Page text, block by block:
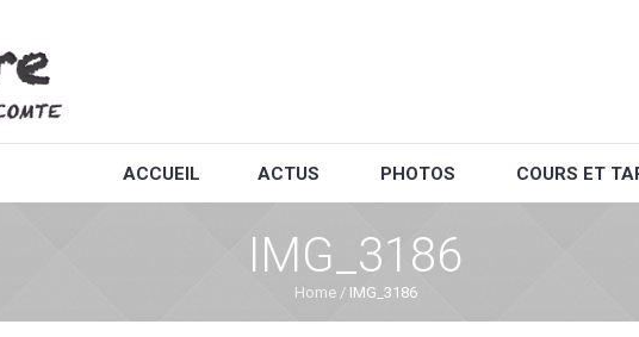
ACCUEIL ACTUS PHOTOS COURS ET
IMG_3186
Home / IMG_3186